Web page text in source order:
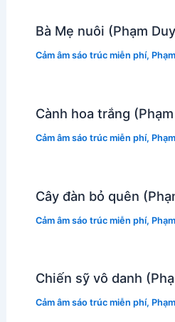
Bà Mẹ nuôi (Phạm
Cảm âm sáo trúc miễn phí,
Cành hoa trắng
Cảm âm sáo trúc miễn phí,
Cây đàn bỏ quên
Cảm âm sáo trúc miễn phí,
Chiến sỹ vô danh
Cảm âm sáo trúc miễn phí,